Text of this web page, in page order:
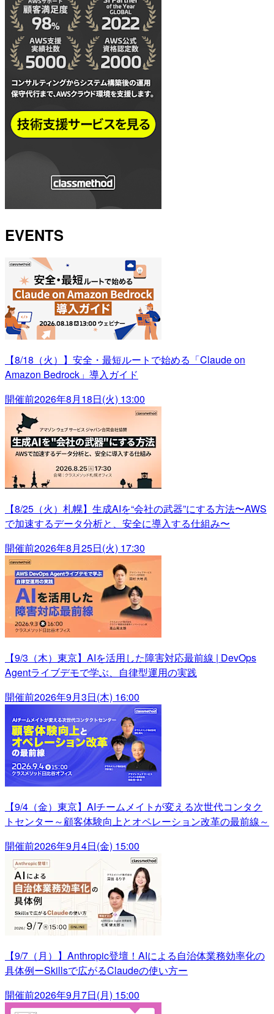
EVENTS
【8/18（火）】安全・最短ルートで始める「Claude on
Amazon Bedrock」導入ガイド
開催前2026年8月18日(火) 13:00
【8/25（火）札幌】生成AIを“会社の武器”にする方法〜AWS
で加速するデータ分析と、安全に導入する仕組み〜
開催前2026年8月25日(火) 17:30
【9/3（木）東京】AIを活用した障害対応最前線 | DevOps
Agentライブデモで学ぶ、自律型運用の実践
開催前2026年9月3日(木) 16:00
【9/4（金）東京】AIチームメイトが変える次世代コンタク
トセンター～顧客体験向上とオペレーション改革の最前線～
開催前2026年9月4日(金) 15:00
【9/7（月）】Anthropic登壇！AIによる自治体業務効率化の
具体例ーSkillsで広がるClaudeの使い方ー
開催前2026年9月7日(月) 15:00